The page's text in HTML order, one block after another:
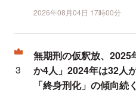
2026年08月04日 17時00分
無期刑の仮釈放、2025
か4人」2024年は32人
「終身刑化」の傾向続く